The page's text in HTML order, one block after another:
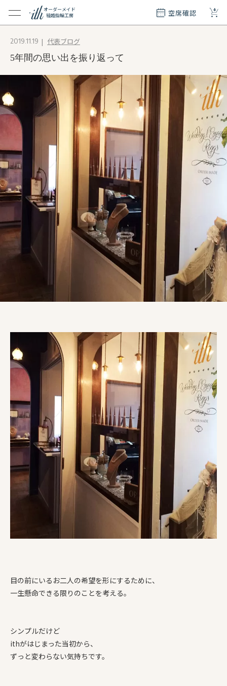
オーダーメイド
結婚指輪工房
空席確認 +
メイド
ー
2019.11.19 代表ブログ
5年間の思い出を振り返って
目の前にいるお二人の希望を形にするために、
一生懸命できる限りのことを考える。
シンプルだけど
ithがはじまった当初から、
ずっと変わらない気持ちです。